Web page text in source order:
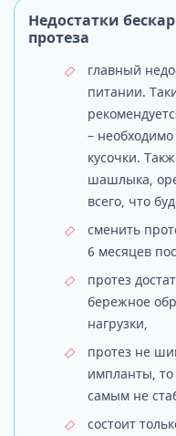
Недостатки
протеза
главный
питании.
–
кусочки.
шашлыка,
всего, что
сменить
6 месяцев
протез
бережное
нагрузки,
протез не
импланты, то
самым не
состоит